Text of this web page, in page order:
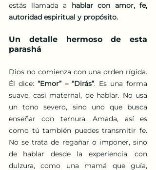
estás llamada a hablar con amor, fe,
autoridad espiritual y propósito.
Un detalle hermoso de esta
parashá
Dios no comienza con una orden rígida.
Él dice: “Emor” – “Dirás”. Es una forma
suave, casi maternal, de hablar. No usa
un tono severo, sino uno que busca
enseñar con ternura. Amada, así es
como tú también puedes transmitir fe.
No se trata de regañar o imponer, sino
de hablar desde la experiencia, con
dulzura, como una mamá que guía,